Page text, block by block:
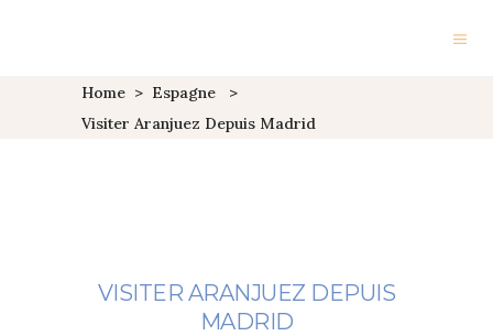
Home > Espagne
>
Visiter Aranjuez Depuis Madrid
VISITER ARANJUEZ DEPUIS
MADRID